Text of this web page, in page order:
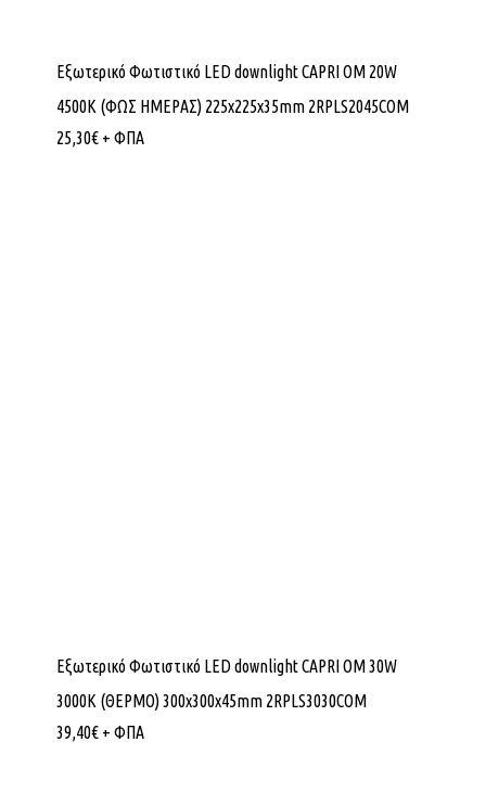
Εξωτερικό Φωτιστικό LED downlight CAPRI OM 20W
4500K (ΦΩΣ ΗΜΕΡΑΣ) 225x225x35mm 2RPLS2045COM
25,30€ + ΦΠΑ
Εξωτερικό Φωτιστικό LED downlight CAPRI OM 30W
3000K (ΘΕΡΜΟ) 300x300x45mm 2RPLS3030COM
39,40€ + ΦΠΑ